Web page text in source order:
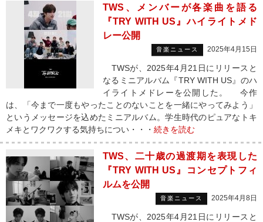
TWS、メンバーが各楽曲を語る
『TRY WITH US』ハイライトメド
レー公開
音楽ニュース 2025年4月15日
TWSが、2025年4月21日にリリースと
なるミニアルバム『TRY WITH US』のハ
イライトメドレーを公開した。 今作
は、「今まで一度もやったことのないことを一緒にやってみよう」
というメッセージを込めたミニアルバム。学生時代のピュアなトキ
メキとワクワクする気持ちについ・・・ 続きを読む
TWS、二十歳の過渡期を表現した
『TRY WITH US』コンセプトフィ
ルムを公開
音楽ニュース 2025年4月8日
TWSが、2025年4月21日にリリースと